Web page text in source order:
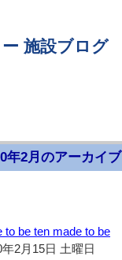
施設ブログ
年2月のアーカイブ
to be ten made to be
年2月15日 土曜日